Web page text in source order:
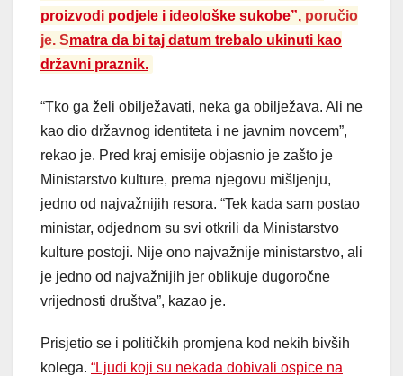
proizvodi podjele i ideološke sukobe”, poručio
je. Smatra da bi taj datum trebalo ukinuti kao
državni praznik.
“Tko ga želi obilježavati, neka ga obilježava. Ali ne
kao dio državnog identiteta i ne javnim novcem”,
rekao je. Pred kraj emisije objasnio je zašto je
Ministarstvo kulture, prema njegovu mišljenju,
jedno od najvažnijih resora. “Tek kada sam postao
ministar, odjednom su svi otkrili da Ministarstvo
kulture postoji. Nije ono najvažnije ministarstvo, ali
je jedno od najvažnijih jer oblikuje dugoročne
vrijednosti društva”, kazao je.
Prisjetio se i političkih promjena kod nekih bivših
kolega. “Ljudi koji su nekada dobivali ospice na